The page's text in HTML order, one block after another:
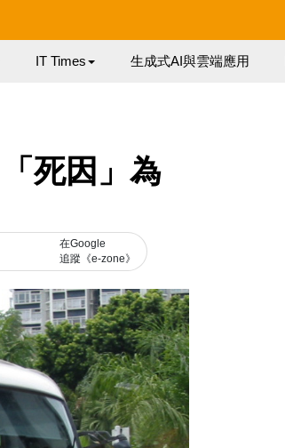
IT Times 生成式AI與雲端應用
死因」為
在Google
追蹤《e-zone》